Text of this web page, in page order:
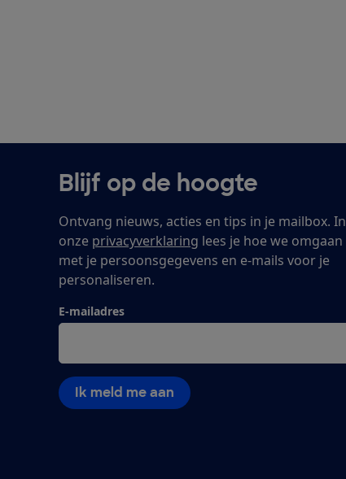
Blijf op de hoogte
Ontvang nieuws, acties en tips in je mailbox. In
onze privacyverklaring lees je hoe we omgaan
met je persoonsgegevens en e-mails voor je
personaliseren.
E-mailadres
Ik meld me aan